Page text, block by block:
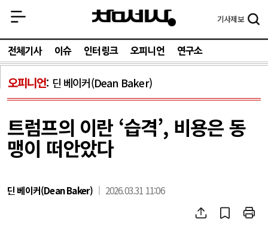
기사제보
전체기사 이슈 인터링크 오피니언 연구소
오피니언 딘 베이커(Dean Baker)
트럼프의 이란 ‘습격’, 비용은 동
맹이 떠안았다
딘 베이커(Dean Baker) 2026.03.31 11:06